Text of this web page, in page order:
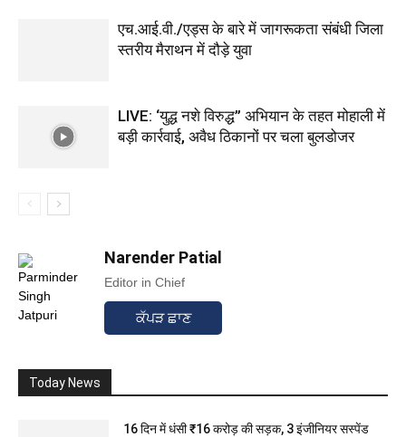
एच.आई.वी./एड्स के बारे में जागरूकता संबंधी जिला
स्तरीय मैराथन में दौड़े युवा
LIVE: ‘युद्ध नशे विरुद्ध” अभियान के तहत मोहाली में
बड़ी कार्रवाई, अवैध ठिकानों पर चला बुलडोजर
Narender Patial
Editor in Chief
ਕੱਪੜ ਛਾਣ
Today News
16 दिन में धंसी ₹16 करोड़ की सड़क, 3 इंजीनियर सस्पेंड